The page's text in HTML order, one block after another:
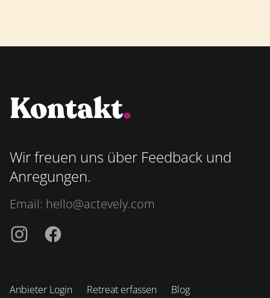
Kontakt.
Wir freuen uns über Feedback und
Anregungen.
Email: hello@actevely.com
InstagrammFacebook
Anbieter Login Retreat erfassen Blog